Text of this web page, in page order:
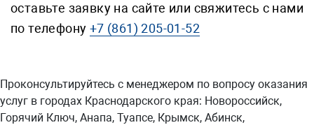
оставьте заявку на сайте или свяжитесь с нами
по телефону +7 (861) 205-01-52
Проконсультируйтесь с менеджером по вопросу оказания
услуг в городах Краснодарского края: Новороссийск,
Горячий Ключ, Анапа, Туапсе, Крымск, Абинск,